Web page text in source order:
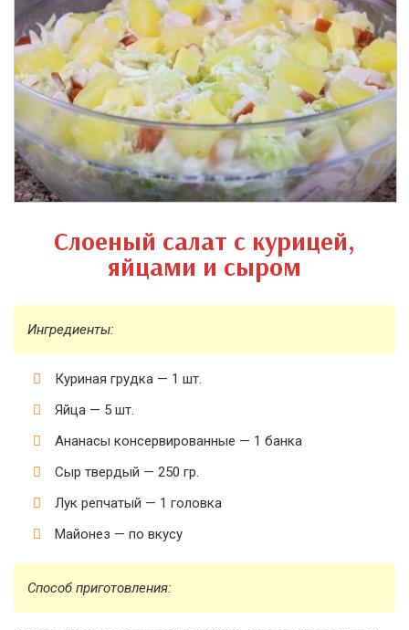
Слоеный салат с курицей,
яйцами и сыром
Ингредиенты:
Куриная грудка — 1 шт.
Яйца — 5 шт.
Ананасы консервированные — 1 банка
Сыр твердый — 250 гр.
Лук репчатый — 1 головка
Майонез — по вкусу
Способ приготовления: